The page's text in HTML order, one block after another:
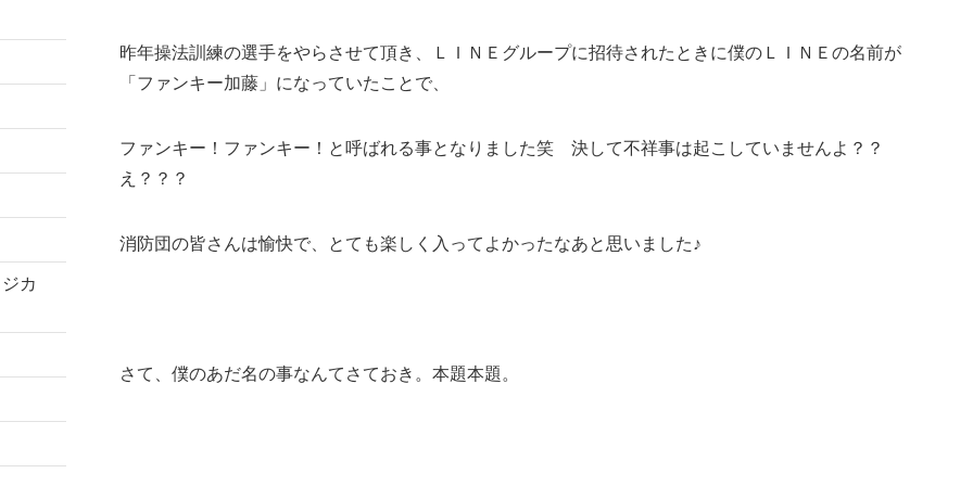
昨年操法訓練の選手をやらさせて頂き、ＬＩＮＥグループに招待されたときに僕のＬＩＮＥの名前が
「ファンキー加藤」になっていたことで、
ファンキー！ファンキー！と呼ばれる事となりました笑 決して不祥事は起こしていませんよ？？
え？？？
消防団の皆さんは愉快で、とても楽しく入ってよかったなあと思いました♪
さて、僕のあだ名の事なんてさておき。本題本題。
カ